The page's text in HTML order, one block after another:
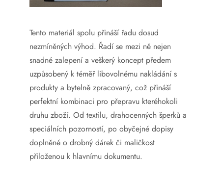
Tento materiál spolu přináší řadu dosud
nezmíněných výhod. Řadí se mezi ně nejen
snadné zalepení a veškerý koncept předem
uzpůsobený k téměř libovolnému nakládání s
produkty a bytelně zpracovaný, což přináší
perfektní kombinaci pro přepravu kteréhokoli
druhu zboží. Od textilu, drahocenných šperků a
speciálních pozorností, po obyčejné dopisy
doplněné o drobný dárek či maličkost
přiloženou k hlavnímu dokumentu.